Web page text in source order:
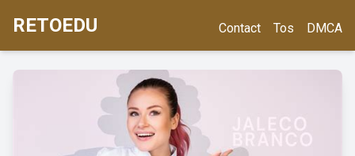
RETOEDU Contact Tos DMCA